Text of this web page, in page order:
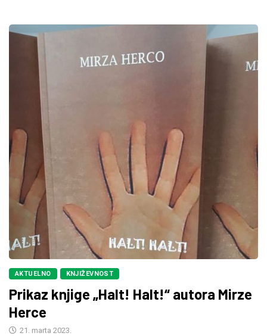
AKTUELNO KNJIŽEVNOST
Prikaz knjige „Halt! Halt!“ autora Mirze
Herce
21. marta 2023.